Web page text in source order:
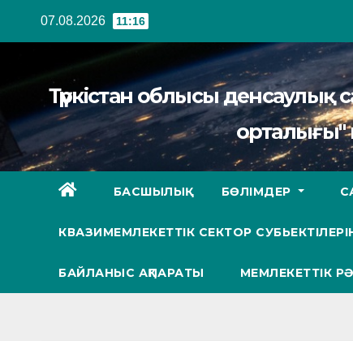
07.08.2026 11:16
Түркістан облысы
орталығы"
БАСШЫЛЫҚ БӨЛІМДЕР
КВАЗИМЕМЛЕКЕТТІК СЕКТОР
БАЙЛАНЫС АҚПАРАТЫ МЕМЛЕКЕТТІК